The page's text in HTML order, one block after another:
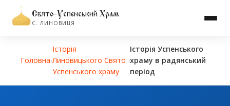
Свято-Успенський Храм
С. ЛИНОВИЦЯ
Головна›
Історiя
Линовицького Свято
Успенського храму
›
Історія Успенського
храму в радянський
період